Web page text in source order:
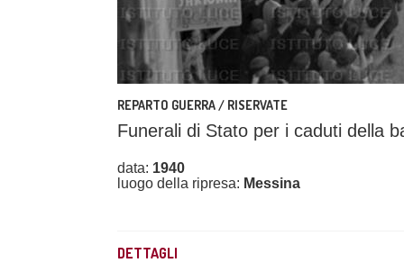
REPARTO GUERRA / RISERVATE
Funerali di Stato per i caduti della
data: 1940
luogo della ripresa: Messina
DETTAGLI